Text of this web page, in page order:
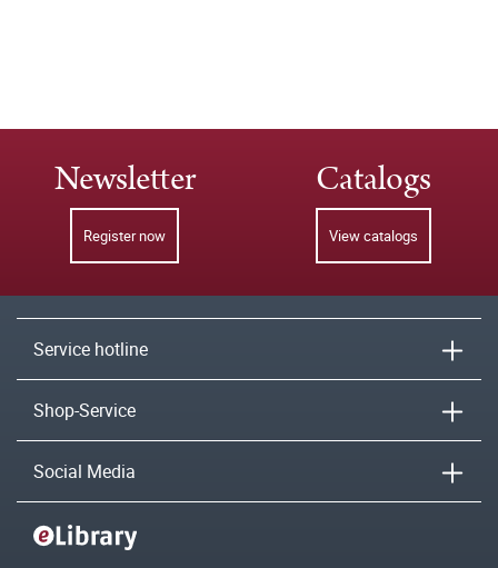
Newsletter
Register now
Catalogs
View catalogs
Service hotline
Shop-Service
Social Media